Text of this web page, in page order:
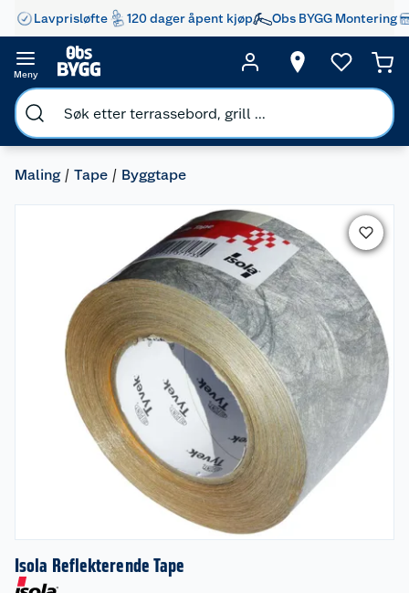
Lavprisløfte 120 dager åpent kjøp Obs BYGG Montering
Meny
Maling Tape Byggtape
Isola Reflekterende Tape